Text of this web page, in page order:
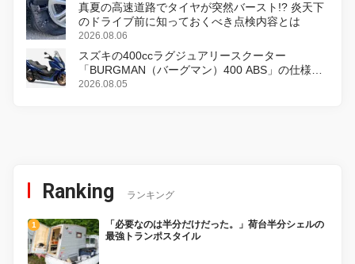
真夏の高速道路でタイヤが突然バースト!? 炎天下
のドライブ前に知っておくべき点検内容とは
2026.08.06
スズキの400ccラグジュアリースクーター
「BURGMAN（バーグマン）400 ABS」の仕様を
変更し、8月18日に発売
2026.08.05
Ranking ランキング
「必要なのは半分だけだった。」荷台半分シェルの
最強トランポスタイル